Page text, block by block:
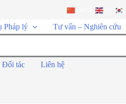
Pháp lý Tư vấn – Nghiên cứu
Đối tác Liên hệ